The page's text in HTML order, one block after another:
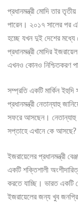
প্রধানমন্ত্রী মোদি তার
পারেন। ২০১৭ সালের পর
হচ্ছে যখন দুই দেশের
প্রধানমন্ত্রী মোদির
এখনও কোনও নিশ্চিতকরণ
সম্প্রতি একটি মার্কিন
প্রধানমন্ত্রী নেতান্যাহু
সফরে আসছেন। নেতান্যাহু
সপ্তাহে এখানে কে আসছে?
ইজরায়েলের প্রধানমন্ত্রী
একটি শক্তিশালী
করতে যাচ্ছি। ভারত একটি
ইজরায়েলের জন্য খুব